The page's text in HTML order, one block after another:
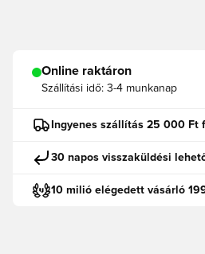
Online raktáron
Szállítási idő: 3-4 munkanap
Ingyenes szállítás 25 000 Ft
30 napos visszaküldési
10 milió elégedett vásárló